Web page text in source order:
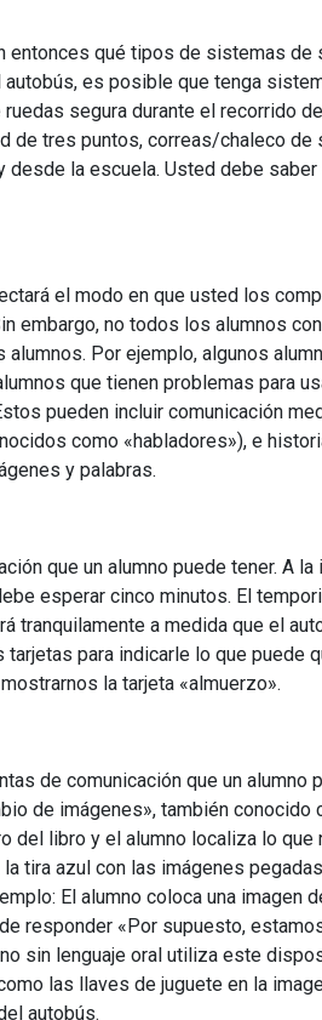
qué tipos de sistemas
es posible que tenga
segura durante el recorrido
de tres puntos, correas/chaleco
desde la escuela. Usted debe
el modo en que usted los
embargo, no todos los alumnos
Por ejemplo, algunos
que tienen problemas para
pueden incluir comunicación
como «habladores»), e
y palabras.
que un alumno puede tener. A
esperar cinco minutos. El
tranquilamente a medida que el
para indicarle lo que puede
la tarjeta «almuerzo».
de comunicación que un alumno
de imágenes», también
del libro y el alumno localiza lo
tira azul con las imágenes
El alumno coloca una imagen
responder «Por supuesto,
sin lenguaje oral utiliza este
las llaves de juguete en la
autobús.